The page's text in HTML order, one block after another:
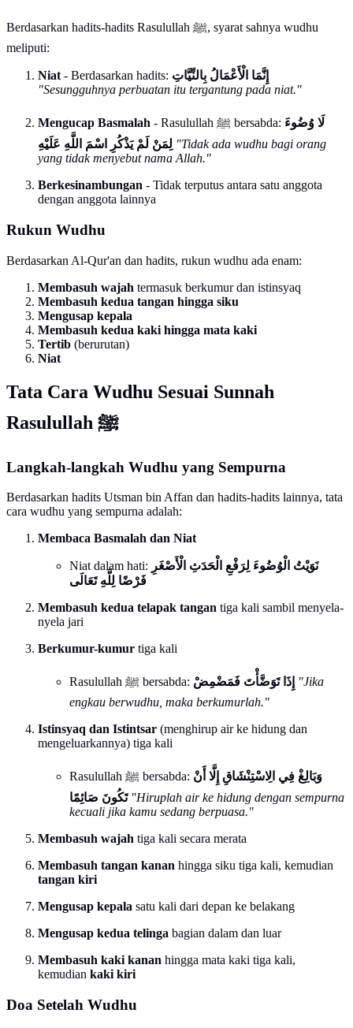
Berdasarkan hadits-hadits Rasulullah ﷺ, syarat sahnya wudhu
meliputi:
Niat - Berdasarkan hadits: إِنَّمَا الْأَعْمَالُ بِالنِّيَّاتِ
"Sesungguhnya perbuatan itu tergantung pada niat."
Mengucap Basmalah - Rasulullah ﷺ bersabda: لَا وُضُوءَ
لِمَنْ لَمْ يَذْكُرِ اسْمَ اللَّهِ عَلَيْهِ "Tidak ada wudhu bagi orang
yang tidak menyebut nama Allah."
Berkesinambungan - Tidak terputus antara satu anggota
dengan anggota lainnya
Rukun Wudhu
Berdasarkan Al-Qur'an dan hadits, rukun wudhu ada enam:
Membasuh wajah termasuk berkumur dan istinsyaq
Membasuh kedua tangan hingga siku
Mengusap kepala
Membasuh kedua kaki hingga mata kaki
Tertib (berurutan)
Niat
Tata Cara Wudhu Sesuai Sunnah
Rasulullah ﷺ
Langkah-langkah Wudhu yang Sempurna
Berdasarkan hadits Utsman bin Affan dan hadits-hadits lainnya, tata
cara wudhu yang sempurna adalah:
Membaca Basmalah dan Niat
Niat dalam hati: نَوَيْتُ الْوُضُوءَ لِرَفْعِ الْحَدَثِ الْأَصْغَرِ
فَرْضًا لِلَّهِ تَعَالَى
Membasuh kedua telapak tangan tiga kali sambil menyela-
nyela jari
Berkumur-kumur tiga kali
Rasulullah ﷺ bersabda: إِذَا تَوَضَّأْتَ فَمَضْمِضْ "Jika
engkau berwudhu, maka berkumurlah."
Istinsyaq dan Istintsar (menghirup air ke hidung dan
mengeluarkannya) tiga kali
Rasulullah ﷺ bersabda: وَبَالِغْ فِي الِاسْتِنْشَاقِ إِلَّا أَنْ
تَكُونَ صَائِمًا "Hiruplah air ke hidung dengan sempurna
kecuali jika kamu sedang berpuasa."
Membasuh wajah tiga kali secara merata
Membasuh tangan kanan hingga siku tiga kali, kemudian
tangan kiri
Mengusap kepala satu kali dari depan ke belakang
Mengusap kedua telinga bagian dalam dan luar
Membasuh kaki kanan hingga mata kaki tiga kali,
kemudian kaki kiri
Doa Setelah Wudhu